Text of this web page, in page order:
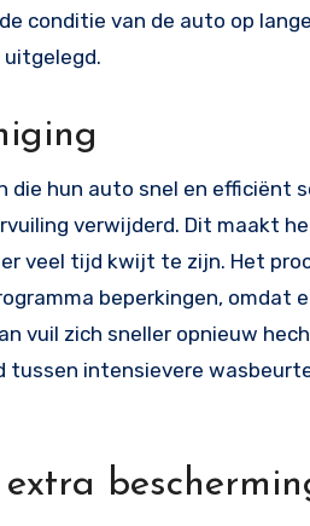
conditie van de auto op
uitgelegd.
hun auto snel en efficiënt
verwijderd. Dit maakt
veel tijd kwijt te zijn. Het
beperkingen, omdat
vuil zich sneller opnieuw
intensievere